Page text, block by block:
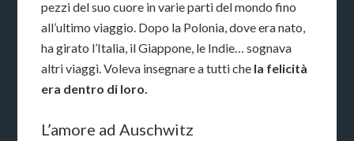
pezzi del suo cuore in varie parti del mondo fino
all’ultimo viaggio. Dopo la Polonia, dove era nato,
ha girato l’Italia, il Giappone, le Indie… sognava
altri viaggi. Voleva insegnare a tutti che la felicità
era dentro di loro.
L’amore ad Auschwitz